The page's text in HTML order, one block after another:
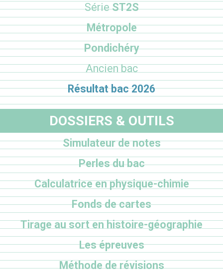
SérieST2S
Métropole
Pondichéry
Ancien bac
Résultat bac 2026
DOSSIERS & OUTILS
Simulateur de notes
Perles du bac
Calculatrice en physique-chimie
Fonds de cartes
Tirage au sort en histoire-géographie
Les épreuves
Méthode de révisions